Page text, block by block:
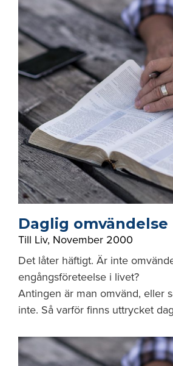
Daglig omvändelse
Till Liv, November 2000
Det låter häftigt. Är inte
engångsföreteelse i livet?
Antingen är man omvänd, eller
inte. Så varför finns uttrycket